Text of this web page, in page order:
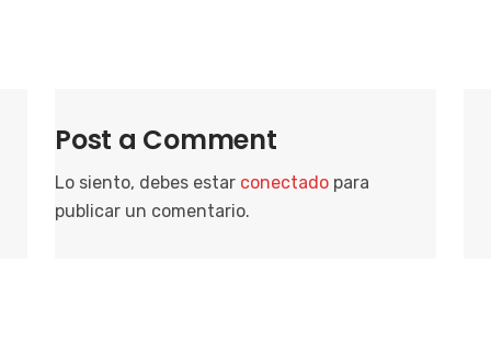
Post a Comment
Lo siento, debes estar conectado para
publicar un comentario.